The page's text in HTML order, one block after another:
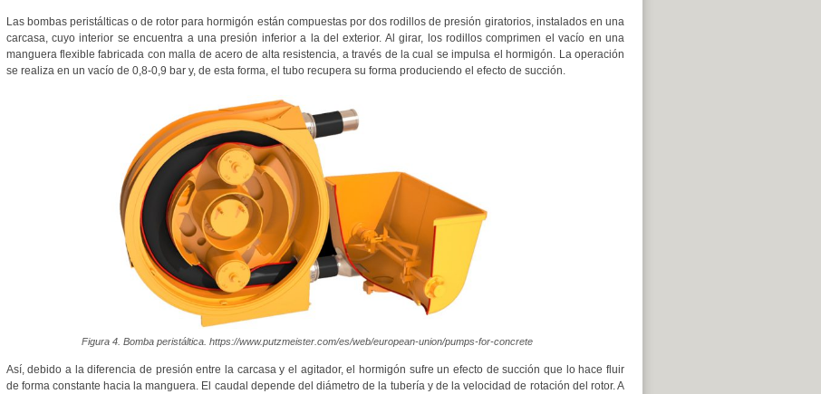
Las bombas peristálticas o de rotor para hormigón están compuestas por dos rodillos de presión giratorios, instalados en una
carcasa, cuyo interior se encuentra a una presión inferior a la del exterior. Al girar, los rodillos comprimen el vacío en una
manguera flexible fabricada con malla de acero de alta resistencia, a través de la cual se impulsa el hormigón. La operación
se realiza en un vacío de 0,8-0,9 bar y, de esta forma, el tubo recupera su forma produciendo el efecto de succión.
Figura 4. Bomba peristáltica. https://www.putzmeister.com/es/web/european-union/pumps-for-concrete
Así, debido a la diferencia de presión entre la carcasa y el agitador, el hormigón sufre un efecto de succión que lo hace fluir
de forma constante hacia la manguera. El caudal depende del diámetro de la tubería y de la velocidad de rotación del rotor. A